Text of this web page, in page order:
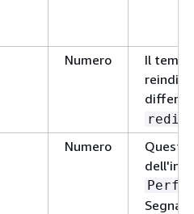
Numero
Il
Numero
Questa
Segna